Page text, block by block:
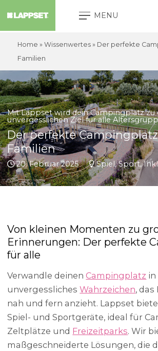
MENU
Home »Wissenwertes » Der perfekte
Familien
Mit Lappset wird dein Campingplatz zu
unvergesslichen Ziel für alle
Der perfekte
Familien
20. Februar 2025 Spiel, Sport,
Von kleinen Momenten zu
Erinnerungen: Der perfekte
für alle
Verwandle deinen Campingplatz in
unvergesslichesWahrzeichen, das
nah und fern anzieht. Lappset
Spiel- und Sportgeräte, ideal für
Zeltplätze und Freizeitparks. Wir
maßgeschneiderte Lösungen, die